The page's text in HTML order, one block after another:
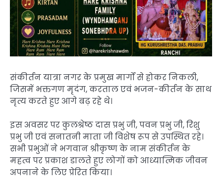
संकीर्तन यात्रा नगर के प्रमुख मार्गों से होकर निकली,
जिसमें भक्तगण मृदंग, करताल एवं भजन-कीर्तन के साथ
नृत्य करते हुए आगे बढ़ रहे थे।
इस अवसर पर कुलश्रेष्ठ दास प्रभु जी, पवन प्रभु जी, रिशु
प्रभु जी एवं सनातनी माता जी विशेष रूप से उपस्थित रहे।
सभी प्रभुओं ने भगवान श्रीकृष्ण के नाम संकीर्तन के
महत्व पर प्रकाश डालते हुए लोगों को आध्यात्मिक जीवन
अपनाने के लिए प्रेरित किया।